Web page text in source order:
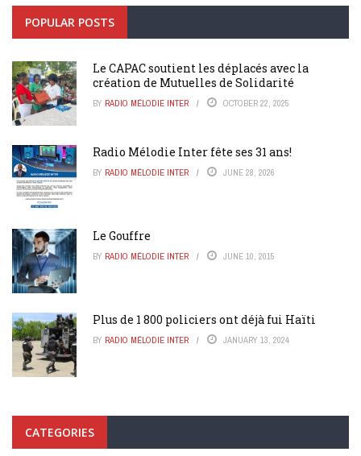
POPULAR POSTS
Le CAPAC soutient les déplacés avec la
création de Mutuelles de Solidarité
BY RADIO MÉLODIE INTER OCTOBER 22, 2025
Radio Mélodie Inter fête ses 31 ans!
BY RADIO MÉLODIE INTER JUNE 28, 2026
Le Gouffre
BY RADIO MÉLODIE INTER JUNE 10, 2015
Plus de 1 800 policiers ont déjà fui Haïti
BY RADIO MÉLODIE INTER JANUARY 13, 2024
CATEGORIES